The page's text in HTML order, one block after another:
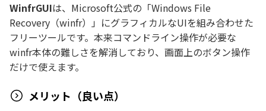
WinfrGUIは、Microsoft公式の「Windows File
Recovery（winfr）」にグラフィカルなUIを組み合わせた
フリーツールです。本来コマンドライン操作が必要な
winfr本体の難しさを解消しており、画面上のボタン操作
だけで使えます。
メリット（良い点）